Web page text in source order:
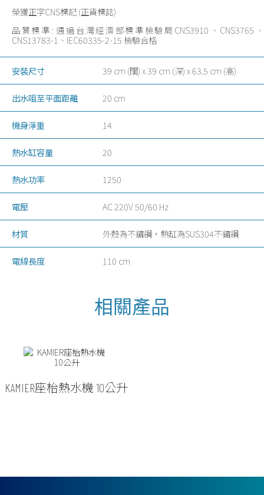
榮獲正字CNS標記 (正貨標誌)
品質標準: 通過台灣經濟部標準檢驗局CNS3910、CNS3765、
CNS13783-1、IEC60335-2-15 檢驗合格
安裝尺寸 39 cm (闊) x 39 cm (深) x 63.5 cm (高)
出水咀至平面距離 20 cm
機身淨重 14
熱水缸容量 20
熱水功率 1250
電壓 AC 220V 50/60 Hz
材質 外殼為不鏽鋼，熱缸為SUS304不鏽鋼
電線長度 110 cm
KAMIER座枱熱水機 10公升